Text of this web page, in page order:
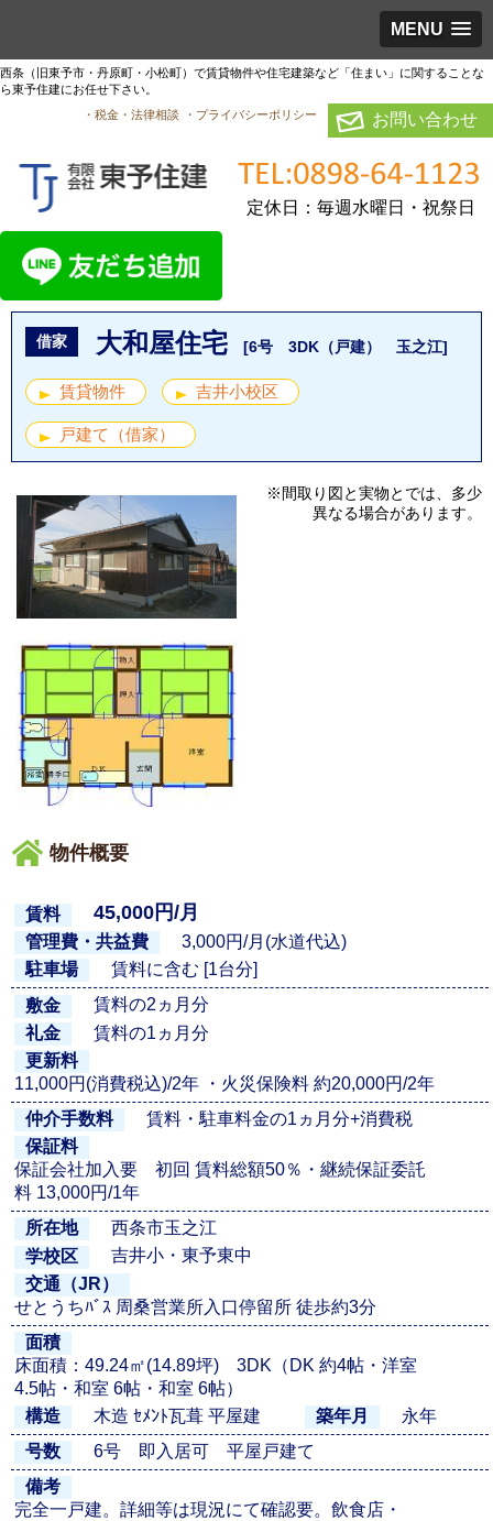
MENU
西条（旧東予市・丹原町・小松町）で賃貸物件や住宅建築など「住まい」に関することな
ら東予住建にお任せ下さい。
・税金・法律相談
・プライバシーポリシー お問い合わせ
定休日：毎週水曜日・祝祭日
借家 大和屋住宅 [6号 3DK（戸建） 玉之江]
賃貸物件 吉井小校区
戸建て（借家）
物件概要
賃料 45,000円/月
管理費・共益費
3,000円/月(水道代込)
駐車場
賃料に含む [1台分]
敷金
賃料の2ヵ月分
礼金
賃料の1ヵ月分
更新料
11,000円(消費税込)/2年 ・火災保険料 約20,000円/2年
仲介手数料
賃料・駐車料金の1ヵ月分+消費税
保証料
保証会社加入要 初回 賃料総額50％・継続保証委託
料 13,000円/1年
所在地
西条市玉之江
学校区
吉井小・東予東中
交通（JR）
せとうちﾊﾞｽ 周桑営業所入口停留所 徒歩約3分
面積
床面積：49.24㎡(14.89坪) 3DK（DK 約4帖・洋室
4.5帖・和室 6帖・和室 6帖）
構造
木造 ｾﾒﾝﾄ瓦葺 平屋建 築年月
永年
号数
6号 即入居可 平屋戸建て
備考
完全一戸建。詳細等は現況にて確認要。飲食店・
※間取り図と実物とでは、多少
異なる場合があります。